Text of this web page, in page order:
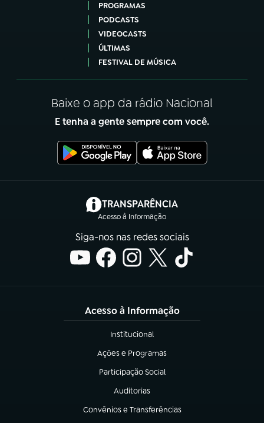
PROGRAMAS
PODCASTS
VIDEOCASTS
ÚLTIMAS
FESTIVAL DE MÚSICA
Baixe o app da rádio Nacional
E tenha a gente sempre com você.
TRANSPARÊNCIA
Acesso à Informação
(abre em nova aba)
Siga-nos nas redes sociais
Acesso à Informação
Institucional
(abre em nova aba)
Ações e Programas
(abre em nova aba)
Participação Social
(abre em nova aba)
Auditorias
(abre em nova aba)
Convênios e Transferências
(abre em nova aba)